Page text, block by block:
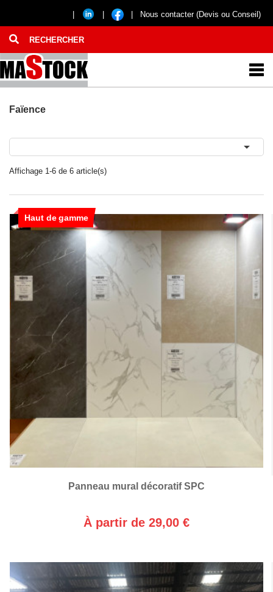
Nous contacter (Devis ou Conseil)
Faïence

Affichage 1-6 de 6 article(s)
Haut de gamme
Panneau mural décoratif SPC
À partir de 29,00 €